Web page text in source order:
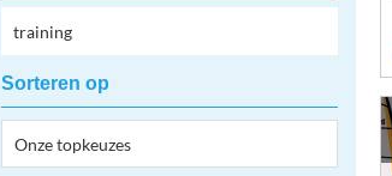
Sorteren op